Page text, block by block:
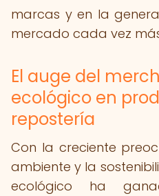
marcas y en la
mercado cada vez
El auge del
ecológico en
repostería
Con la creciente
ambiente y la
ecológico ha